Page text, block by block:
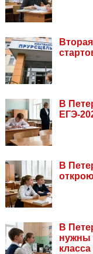
В
ЕГЭ-
В
В
нужны
класса